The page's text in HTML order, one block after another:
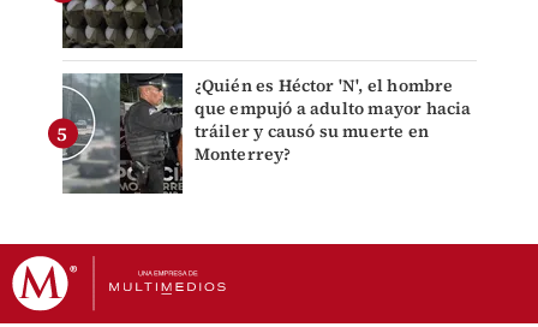
¿Quién es Héctor 'N', el hombre
que empujó a adulto mayor hacia
tráiler y causó su muerte en
Monterrey?